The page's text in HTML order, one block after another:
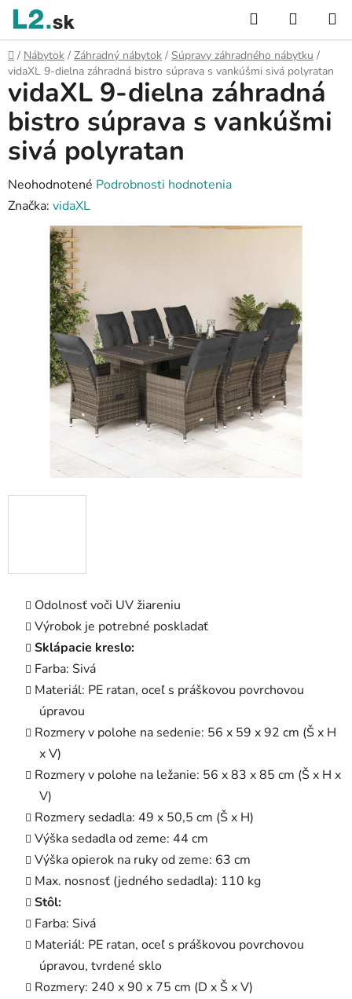
Prejsť
obsah
Hľadať
KOŠÍK
Domov
/ Nábytok / Záhradný nábytok / Súpravy záhradného nábytku /
vidaXL 9-dielna záhradná bistro súprava s vankúšmi sivá polyratan
Odolnosť voči UV žiareniu
Výrobok je potrebné poskladať
Sklápacie kreslo:
Farba: Sivá
Materiál: PE ratan, oceľ s práškovou povrchovou
úpravou
Rozmery v polohe na sedenie: 56 x 59 x 92 cm (Š x H
x V)
Rozmery v polohe na ležanie: 56 x 83 x 85 cm (Š x H x
V)
Rozmery sedadla: 49 x 50,5 cm (Š x H)
Výška sedadla od zeme: 44 cm
Výška opierok na ruky od zeme: 63 cm
Max. nosnosť (jedného sedadla): 110 kg
Stôl:
Farba: Sivá
Materiál: PE ratan, oceľ s práškovou povrchovou
úpravou, tvrdené sklo
Rozmery: 240 x 90 x 75 cm (D x Š x V)
vidaXL 9-dielna záhradná
bistro súprava s vankúšmi
sivá polyratan
Priemerné
hodnotenie
produktu
hviezdičiek.
Neohodnotené Podrobnosti hodnotenia
Značka: vidaXL